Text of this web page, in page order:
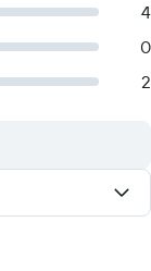
4
0
2